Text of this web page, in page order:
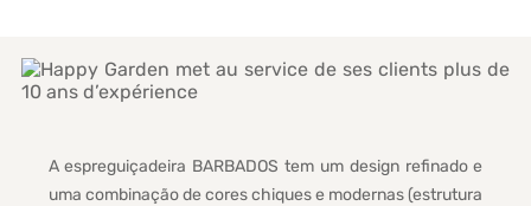
A espreguiçadeira BARBADOS tem um design refinado e
uma combinação de cores chiques e modernas (estrutura